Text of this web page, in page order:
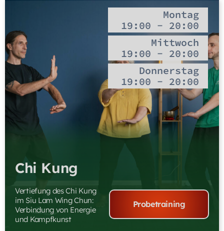
Montag
19:00 - 20:00
Mittwoch
19:00 - 20:00
Donnerstag
19:00 - 20:00
Chi Kung
Vertiefung des Chi Kung
im Siu Lam Wing Chun:
Verbindung von Energie
und Kampfkunst
Probetraining